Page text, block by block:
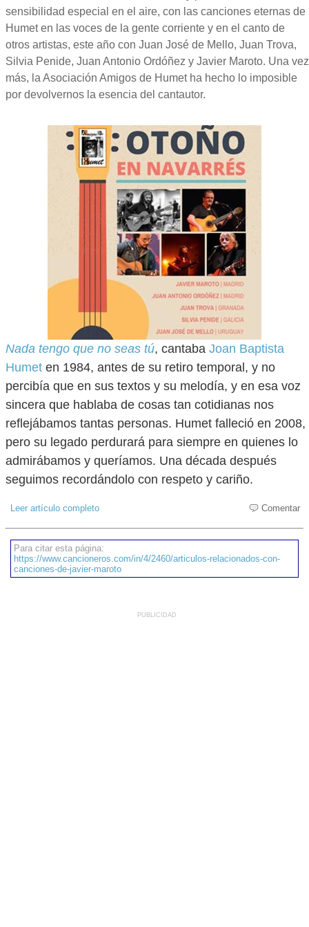
sensibilidad especial en el aire, con las canciones eternas de
Humet en las voces de la gente corriente y en el canto de
otros artistas, este año con Juan José de Mello, Juan Trova,
Silvia Penide, Juan Antonio Ordóñez y Javier Maroto. Una vez
más, la Asociación Amigos de Humet ha hecho lo imposible
por devolvernos la esencia del cantautor.
Nada tengo que no seas tú, cantaba Joan Baptista
Humet en 1984, antes de su retiro temporal, y no
percibía que en sus textos y su melodía, y en esa voz
sincera que hablaba de cosas tan cotidianas nos
reflejábamos tantas personas. Humet falleció en 2008,
pero su legado perdurará para siempre en quienes lo
admirábamos y queríamos. Una década después
seguimos recordándolo con respeto y cariño.
Leer artículo completo Comentar
Para citar esta página:
https://www.cancioneros.com/in/4/2460/articulos-relacionados-con-
canciones-de-javier-maroto
PUBLICIDAD